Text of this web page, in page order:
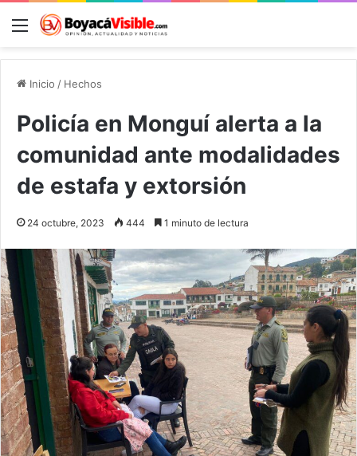
Menú
Inicio / Hechos
Policía en Monguí alerta a la
comunidad ante modalidades
de estafa y extorsión
24 octubre, 2023 444 1 minuto de lectura